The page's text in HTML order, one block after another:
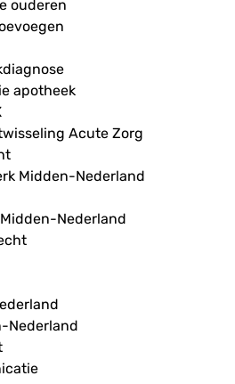
ouderen
apotheek
Acute Zorg
Midden-Nederland
Nederland
Nederland